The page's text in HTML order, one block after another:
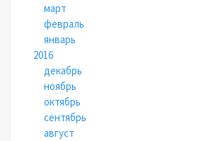
март
февраль
январь
2016
декабрь
ноябрь
октябрь
сентябрь
август